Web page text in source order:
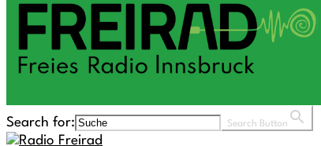
Search for: Search Button